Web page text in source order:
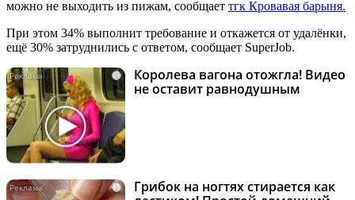
можно не выходить из пижам, сообщает тгк Кровавая барыня.
При этом 34% выполнит требование и откажется от удалёнки,
ещё 30% затруднились с ответом, сообщает SuperJob.
i
Королева вагона отожгла! Видео
не оставит равнодушным
i
Грибок на ногтях стирается как